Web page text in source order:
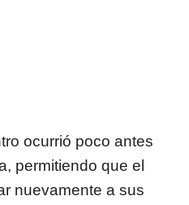
ocurrió poco antes
permitiendo que el
nuevamente a sus